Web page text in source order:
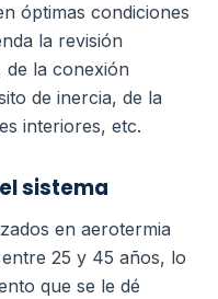
óptimas condiciones
la revisión
de la conexión
de inercia, de la
interiores, etc.
sistema
en aerotermia
25 y 45 años, lo
que se le dé